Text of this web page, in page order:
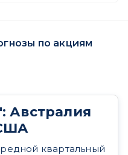
по акциям
Австралия
квартальный